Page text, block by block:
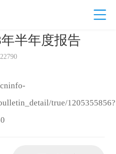
半年度报告
true/1205355856?